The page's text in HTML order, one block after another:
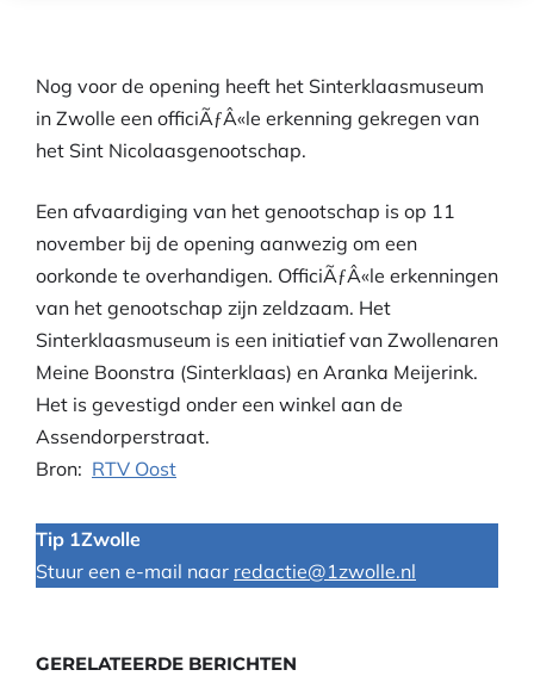
Nog voor de opening heeft het Sinterklaasmuseum
in Zwolle een officiÃƒÂ«le erkenning gekregen van
het Sint Nicolaasgenootschap.
Een afvaardiging van het genootschap is op 11
november bij de opening aanwezig om een
oorkonde te overhandigen. OfficiÃƒÂ«le erkenningen
van het genootschap zijn zeldzaam. Het
Sinterklaasmuseum is een initiatief van Zwollenaren
Meine Boonstra (Sinterklaas) en Aranka Meijerink.
Het is gevestigd onder een winkel aan de
Assendorperstraat.
Bron: RTV Oost
Tip 1Zwolle
Stuur een e-mail naar redactie@1zwolle.nl
GERELATEERDE BERICHTEN